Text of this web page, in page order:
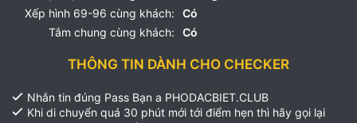
Xếp hình 69-96 cùng khách:
Có
Tắm chung cùng khách:
Có
THÔNG TIN DÀNH CHO CHECKER
Nhắn tin đúng Pass Bạn a PHODACBIET.CLUB
Khi di chuyển quá 30 phút mới tới điểm hẹn thì hãy gọi lại